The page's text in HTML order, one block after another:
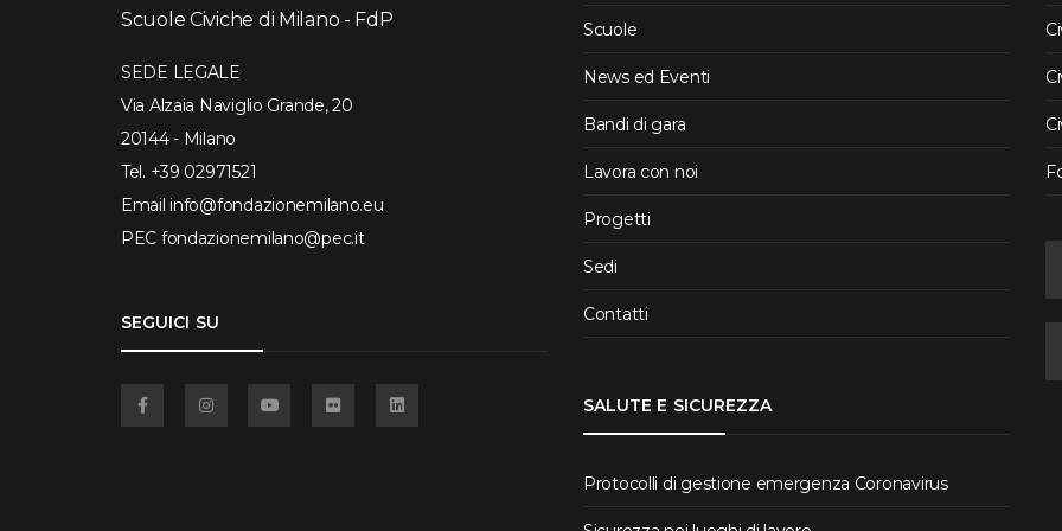
Scuole Civiche di Milano - FdP
SEDE LEGALE
Via Alzaia Naviglio Grande, 20
20144 - Milano
Tel. +39 02971521
Email info@fondazionemilano.eu
PEC fondazionemilano@pec.it
SEGUICI SU
Scuole
News ed Eventi
Bandi di gara
Lavora con noi
Progetti
Sedi
Contatti
SALUTE E SICUREZZA
Protocolli di gestione emergenza Coronavirus